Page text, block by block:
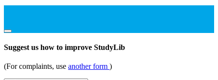
Suggest us how to improve StudyLib
(For complaints, use another form )